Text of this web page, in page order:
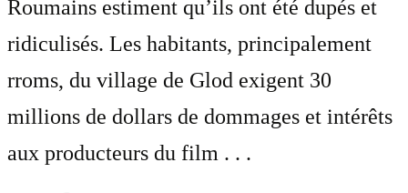
Roumains estiment qu’ils ont été dupés et
ridiculisés. Les habitants, principalement
rroms, du village de Glod exigent 30
millions de dollars de dommages et intérêts
aux producteurs du film . . .